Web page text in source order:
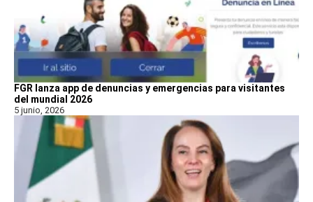
FGR lanza app de denuncias y emergencias para visitantes
del mundial 2026
5 junio, 2026